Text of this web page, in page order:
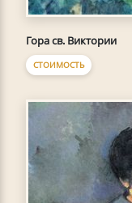
Гора св. Виктории
СТОИМОСТЬ